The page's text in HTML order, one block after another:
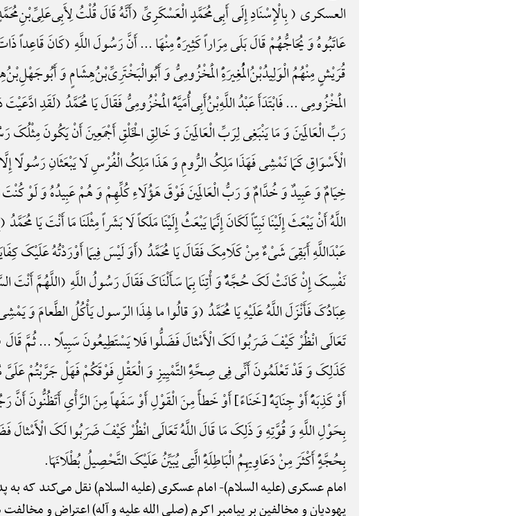
العسکری ( بِالْإِسْنَادِ إِلَی أَبِی‌مُحَمَّدٍ الْعَسْکَرِیِّ (أَنَّهُ قَالَ قُلْتُ
عَاتَبُوهُ وَ یُحَاجُّهُمْ قَالَ بَلَی مِرَاراً کَثِیرَهًًْ مِنْهَا ... أَنَّ رَسُولَ اللَّهِ (کَانَ قَاعِداً
قُرَیْشٍ مِنْهُمُ الْوَلِیدُ‌بْنُ‌الْمُغِیرَهًِْ الْمَخْزُومِیُّ وَ أَبُوالْبَخْتَرِیِّ‌بْنُ‌هِشَامٍ وَ
الْمَخْزُومِی ... فَابْتَدَأَ عَبْدُ اللَّهِ‌بْنُ‌أَبِی‌أُمَیَّهًَْ الْمَخْزُومِیُّ فَقَالَ یَا مُحَمَّدُ (لَقَدِ
رَبِّ الْعَالَمِینَ وَ مَا یَنْبَغِی لِرَبِّ الْعَالَمِینَ وَ خَالِقِ الْخَلْقِ أَجْمَعِینَ أَنْ یَکُونَ
الْأَسْوَاقِ کَمَا نَمْشِی فَهَذَا مَلِکُ الرُّومِ وَ هَذَا مَلِکُ الْفُرْسِ لَا یَبْعَثَانِ
خِیَامٌ وَ عَبِیدٌ وَ خُدَّامٌ وَ رَبُّ الْعَالَمِینَ فَوْقَ هَؤُلَاءِ کُلِّهِمْ وَ هُمْ عَبِیدُهُ وَ لَوْ
اللَّهُ أَنْ یَبْعَثَ إِلَیْنَا نَبِیّاً لَکَانَ إِنَّمَا یَبْعَثُ إِلَیْنَا مَلَکاً لَا بَشَراً مِثْلَنَا مَا أَنْتَ
عَبْدَاللَّهِ أَبَقِیَ شَیْءٌ مِنْ کَلَامِکَ فَقَالَ یَا مُحَمَّدُ (أَوَ لَیْسَ فِیمَا أَوْرَدْتُهُ عَلَیْکَ
نَفْسِکَ إِنْ کَانَتْ لَکَ حُجَّهًٌْ وَ أْتِنَا بِمَا سَأَلْنَاکَ فَقَالَ رَسُولُ اللَّهِ (اللَّهُمَّ أَنْتَ
عِبَادُکَ فَأَنْزَلَ اللَّهُ عَلَیْهِ یَا مُحَمَّدُ (وَ قالُوا ما لِهذَا الرّسول یَأْکُلُ الطَّعامَ وَ
تَعَالَی انْظُرْ کَیْفَ ضَرَبُوا لَکَ الْأَمْثالَ فَضَلُّوا فَلا یَسْتَطِیعُونَ سَبِیلًا ... ثُمَّ
کَذَلِکَ وَ قَدْ تَعْلَمُونَ أَنِّی فِی صِحَّهًِْ التَّمْیِیزِ وَ الْعَقْلِ فَوْقَکُمْ فَهَلْ جَرَّبْتُمْ
أَوْ کَذِبَهًًْ أَوْ جِنَایَهًًْ {خَنَاءً} أَوْ خَطأً مِنَ الْقَوْلِ أَوْ سَفَهاً مِنَ الرَّأْیِ أَتَظُنُّونَ أَنَّ
بِحَوْلِ اللَّهِ وَ قُوَّتِهِ وَ ذَلِکَ مَا قَالَ اللَّهُ تَعَالَی انْظُرْ کَیْفَ ضَرَبُوا لَکَ الْأَمْثالَ
بِحُجَّهًٍْ أَکْثَرَ مِنْ دَعَاوِیهِمُ الْبَاطِلَهًِْ الَّتِی یُبَیِّنُ عَلَیْکَ التَّحْصِیلُ بُطْلَانَهَا.
امام عسکری (علیه السلام)-امام عسکری (علیه السلام) نقل می‌کند که به
یهودیان و مخالفین بر پیامبر اکرم (صلی الله علیه و آله) اعتراض و مخالفت